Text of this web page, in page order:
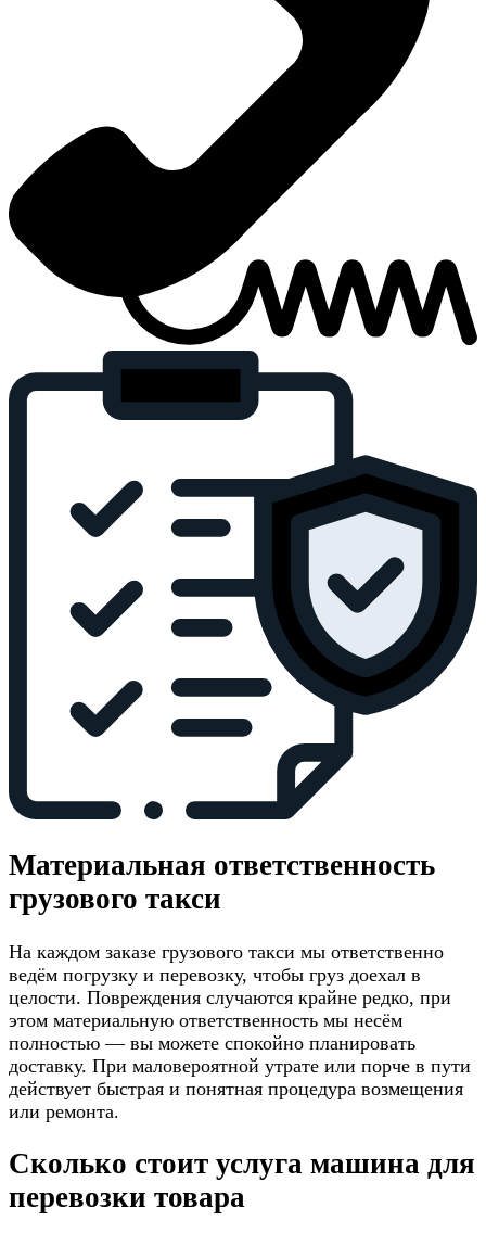
Материальная ответственность
грузового такси
На каждом заказе грузового такси мы ответственно
ведём погрузку и перевозку, чтобы груз доехал в
целости. Повреждения случаются крайне редко, при
этом материальную ответственность мы несём
полностью — вы можете спокойно планировать
доставку. При маловероятной утрате или порче в пути
действует быстрая и понятная процедура возмещения
или ремонта.
Сколько стоит услуга машина для
перевозки товара